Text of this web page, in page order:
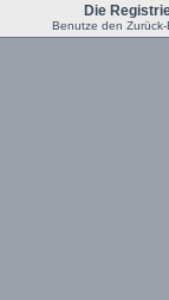
Die
Benutze den